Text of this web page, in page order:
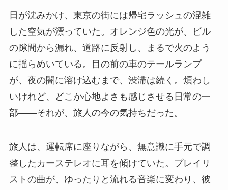
日が沈みかけ、東京の街には帰宅ラッシュの混雑
した空気が漂っていた。オレンジ色の光が、ビル
の隙間から漏れ、道路に反射し、まるで火のよう
に揺らめいている。目の前の車のテールランプ
が、夜の闇に溶け込むまで、渋滞は続く。煩わし
いけれど、どこか心地よさも感じさせる日常の一
部――それが、旅人の今の気持ちだった。
旅人は、運転席に座りながら、無意識に手元で調
整したカーステレオに耳を傾けていた。プレイリ
ストの曲が、ゆったりと流れる音楽に変わり、彼